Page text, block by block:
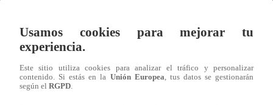
Doctor en Casa: conoce todo sobre el
Usamos cookies para mejorar tu
experiencia.
Este sitio utiliza cookies para analizar el tráfico y personalizar
contenido. Si estás en la Unión Europea, tus datos se gestionarán
según el RGPD.